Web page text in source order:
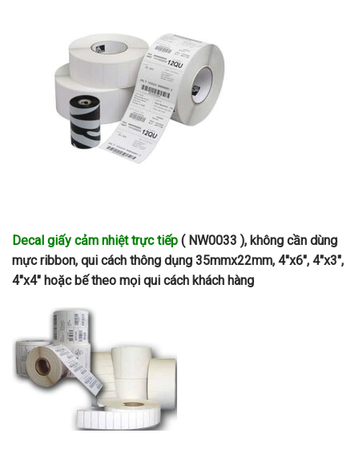
Decal giấy cảm nhiệt trực tiếp ( NW0033 ), không cần dùng
mực ribbon, qui cách thông dụng 35mmx22mm, 4″x6″, 4″x3″,
4″x4″ hoặc bế theo mọi qui cách khách hàng